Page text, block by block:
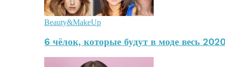
Beauty&MakeUp
6 чёлок, которые будут в моде весь